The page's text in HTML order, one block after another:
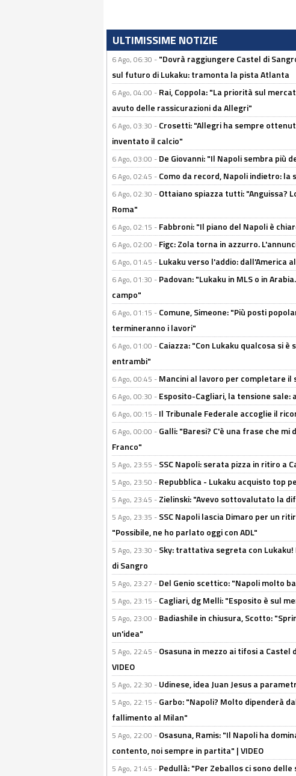
ULTIMISSIME NOTIZIE
6 Ago, 06:30 - "Dovrà raggiungere Castel di
sul futuro di Lukaku: tramonta la pista Atlanta
6 Ago, 04:00 - Rai, Coppola: "La priorità sul
avuto delle rassicurazioni da Allegri"
6 Ago, 03:30 - Crosetti: "Allegri ha sempre
inventato il calcio"
6 Ago, 03:00 - De Giovanni: "Il Napoli sembra più
6 Ago, 02:45 - Como da record, Napoli indietro:
6 Ago, 02:30 - Ottaiano spiazza tutti: "Anguissa?
Roma"
6 Ago, 02:15 - Fabbroni: "Il piano del Napoli è
6 Ago, 02:00 - Figc: Zola torna in azzurro.
6 Ago, 01:45 - Lukaku verso l'addio: dall'America
6 Ago, 01:30 - Padovan: "Lukaku in MLS o in
campo"
6 Ago, 01:15 - Comune, Simeone: "Più posti
termineranno i lavori"
6 Ago, 01:00 - Caiazza: "Con Lukaku qualcosa si
entrambi"
6 Ago, 00:45 - Mancini al lavoro per completare il
6 Ago, 00:30 - Esposito-Cagliari, la tensione
6 Ago, 00:15 - Il Tribunale Federale accoglie il
6 Ago, 00:00 - Galli: "Baresi? C'è una frase che
Franco"
5 Ago, 23:55 - SSC Napoli: serata pizza in ritiro a
5 Ago, 23:50 - Repubblica - Lukaku acquisto top
5 Ago, 23:45 - Zielinski: "Avevo sottovalutato la
5 Ago, 23:35 - SSC Napoli lascia Dimaro per un
"Possibile, ne ho parlato oggi con ADL"
5 Ago, 23:30 - Sky: trattativa segreta con Lukaku!
di Sangro
5 Ago, 23:27 - Del Genio scettico: "Napoli molto
5 Ago, 23:15 - Cagliari, dg Melli: "Esposito è sul
5 Ago, 23:00 - Badiashile in chiusura, Scotto:
un'idea"
5 Ago, 22:45 - Osasuna in mezzo ai tifosi a
VIDEO
5 Ago, 22:30 - Udinese, idea Juan Jesus a
5 Ago, 22:15 - Garbo: "Napoli? Molto dipenderà
fallimento al Milan"
5 Ago, 22:00 - Osasuna, Ramis: "Il Napoli ha
contento, noi sempre in partita" | VIDEO
5 Ago, 21:45 - Pedullà: "Per Zeballos ci sono